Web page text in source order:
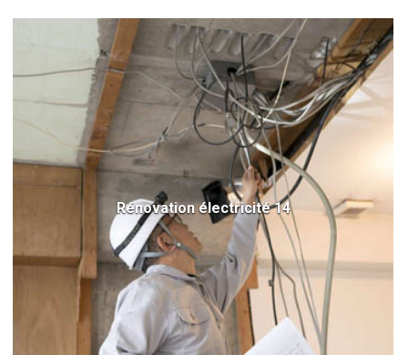
Rénovation électricité 14